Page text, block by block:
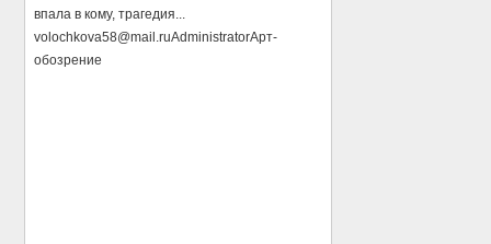
впала в кому, трагедия...
volochkova58@mail.ruAdministratorАрт-
обозрение